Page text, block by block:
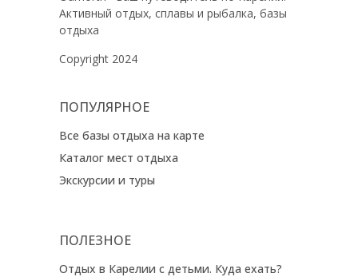
Активный отдых, сплавы и рыбалка, базы
отдыха
Copyright 2024
ПОПУЛЯРНОЕ
Все базы отдыха на карте
Каталог мест отдыха
Экскурсии и туры
ПОЛЕЗНОЕ
Отдых в Карелии с детьми. Куда ехать?